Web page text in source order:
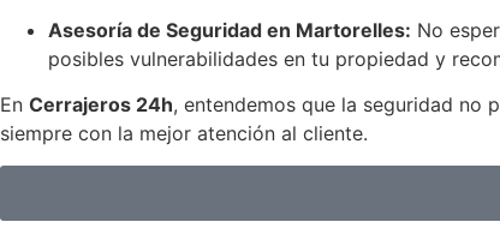
Asesoría de Seguridad en Martorelles: No
posibles vulnerabilidades en tu propiedad y
En Cerrajeros 24h, entendemos que la seguridad no
siempre con la mejor atención al cliente.